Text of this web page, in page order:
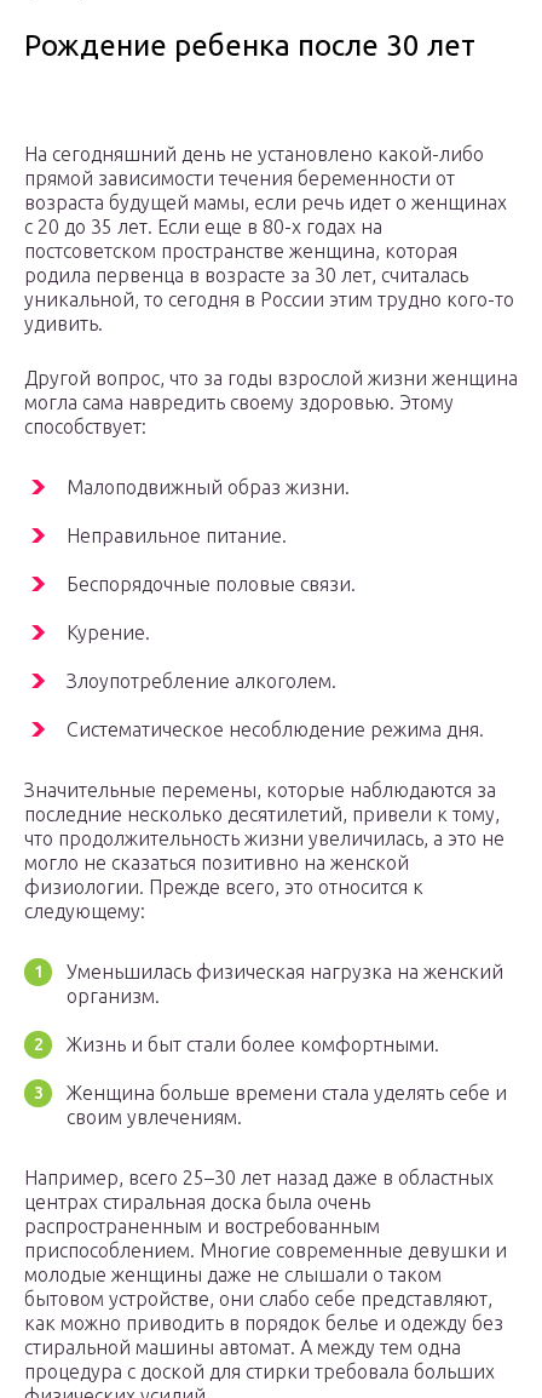
Рождение ребенка после 30 лет
На сегодняшний день не установлено какой-либо
прямой зависимости течения беременности от
возраста будущей мамы, если речь идет о женщинах
с 20 до 35 лет. Если еще в 80-х годах на
постсоветском пространстве женщина, которая
родила первенца в возрасте за 30 лет, считалась
уникальной, то сегодня в России этим трудно кого-то
удивить.
Другой вопрос, что за годы взрослой жизни женщина
могла сама навредить своему здоровью. Этому
способствует:
Малоподвижный образ жизни.
Неправильное питание.
Беспорядочные половые связи.
Курение.
Злоупотребление алкоголем.
Систематическое несоблюдение режима дня.
Значительные перемены, которые наблюдаются за
последние несколько десятилетий, привели к тому,
что продолжительность жизни увеличилась, а это не
могло не сказаться позитивно на женской
физиологии. Прежде всего, это относится к
следующему:
Уменьшилась физическая нагрузка на женский
организм.
Жизнь и быт стали более комфортными.
Женщина больше времени стала уделять себе и
своим увлечениям.
Например, всего 25–30 лет назад даже в областных
центрах стиральная доска была очень
распространенным и востребованным
приспособлением. Многие современные девушки и
молодые женщины даже не слышали о таком
бытовом устройстве, они слабо себе представляют,
как можно приводить в порядок белье и одежду без
стиральной машины автомат. А между тем одна
процедура с доской для стирки требовала больших